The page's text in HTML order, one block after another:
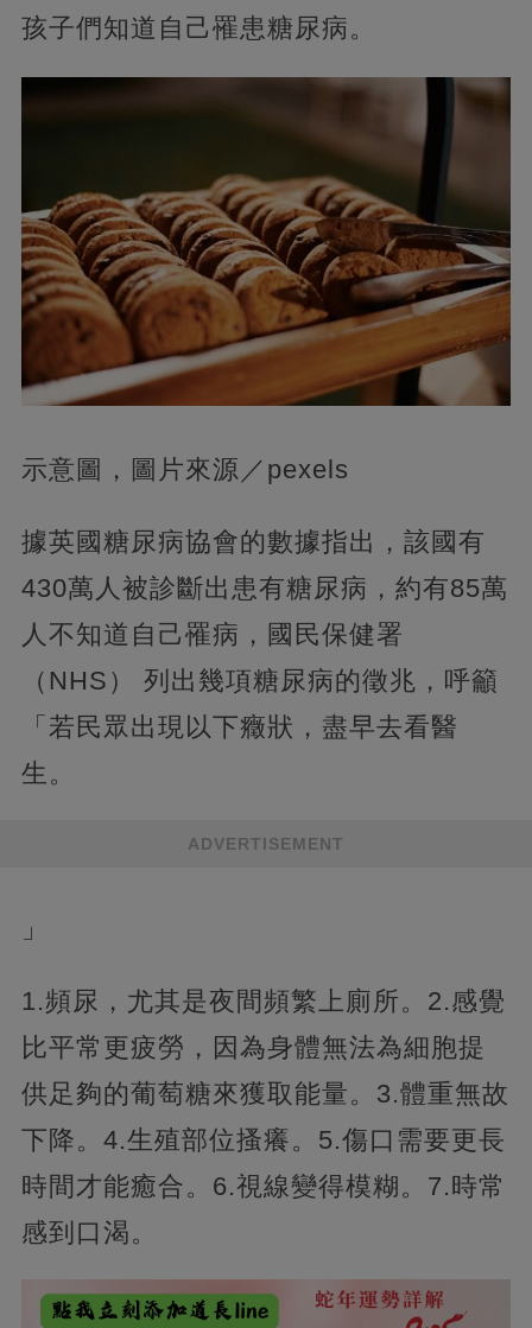
孩子們知道自己罹患糖尿病。
示意圖，圖片來源／pexels
據英國糖尿病協會的數據指出，該國有
430萬人被診斷出患有糖尿病，約有85萬
人不知道自己罹病，國民保健署
（NHS） 列出幾項糖尿病的徵兆，呼籲
「若民眾出現以下癥狀，盡早去看醫
生。
ADVERTISEMENT
」
1.頻尿，尤其是夜間頻繁上廁所。2.感覺
比平常更疲勞，因為身體無法為細胞提
供足夠的葡萄糖來獲取能量。3.體重無故
下降。4.生殖部位搔癢。5.傷口需要更長
時間才能癒合。6.視線變得模糊。7.時常
感到口渴。